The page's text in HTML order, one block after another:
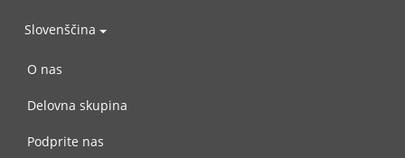
Slovenščina
O nas
Delovna skupina
Podprite nas